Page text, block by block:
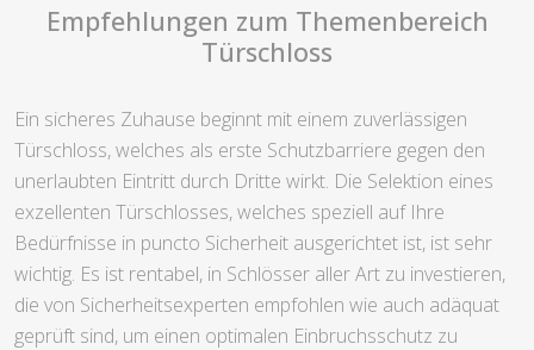
Empfehlungen zum Themenbereich
Türschloss
Ein sicheres Zuhause beginnt mit einem zuverlässigen
Türschloss, welches als erste Schutzbarriere gegen den
unerlaubten Eintritt durch Dritte wirkt. Die Selektion eines
exzellenten Türschlosses, welches speziell auf Ihre
Bedürfnisse in puncto Sicherheit ausgerichtet ist, ist sehr
wichtig. Es ist rentabel, in Schlösser aller Art zu investieren,
die von Sicherheitsexperten empfohlen wie auch adäquat
geprüft sind, um einen optimalen Einbruchsschutz zu